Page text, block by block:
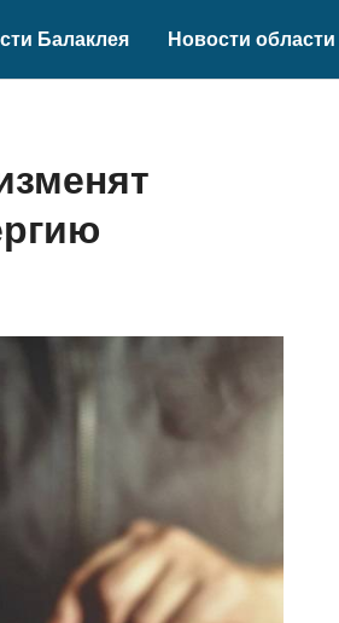
Балаклея Новости области